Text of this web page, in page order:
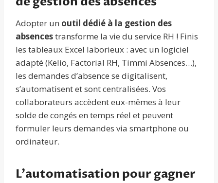
Adopter un outil dédié à la gestion des
absencestransforme la vie du service RH ! Finis
les tableaux Excel laborieux : avec un logiciel
adapté (Kelio, Factorial RH, Timmi Absences…),
les demandes d’absence se digitalisent,
s’automatisent et sont centralisées. Vos
collaborateurs accèdent eux-mêmes à leur
solde de congés en temps réel et peuvent
formuler leurs demandes via smartphone ou
ordinateur.
L’automatisation pour gagner